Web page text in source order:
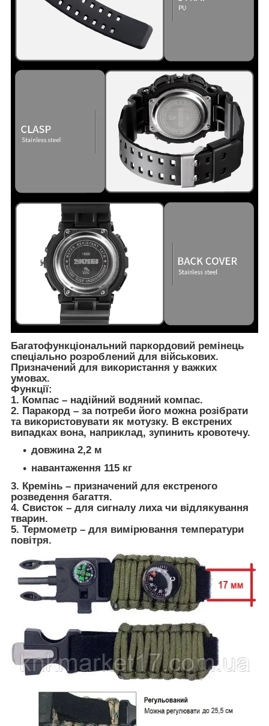
Багатофункціональний паркордовий ремінець
спеціально розроблений для військових.
Призначений для використання у важких
умовах.
Функції:
1. Компас – надійний водяний компас.
2. Паракорд – за потреби його можна розібрати
та використовувати як мотузку. В екстрених
випадках вона, наприклад, зупинить кровотечу.
довжина 2,2 м
навантаження 115 кг
3. Кремінь – призначений для екстреного
розведення багаття.
4. Свисток – для сигналу лиха чи відлякування
тварин.
5. Термометр – для вимірювання температури
повітря.